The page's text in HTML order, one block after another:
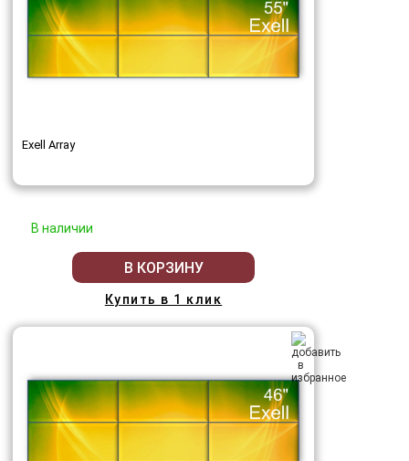
Exell Array
В наличии
В КОРЗИНУ
Купить в 1 клик